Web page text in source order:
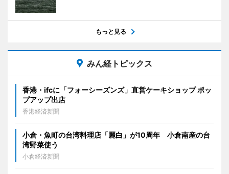
もっと見る
みん経トピックス
香港・ifcに「フォーシーズンズ」直営ケーキショップ ポッ
プアップ出店
香港経済新聞
小倉・魚町の台湾料理店「麗白」が10周年 小倉南産の台
湾野菜使う
小倉経済新聞